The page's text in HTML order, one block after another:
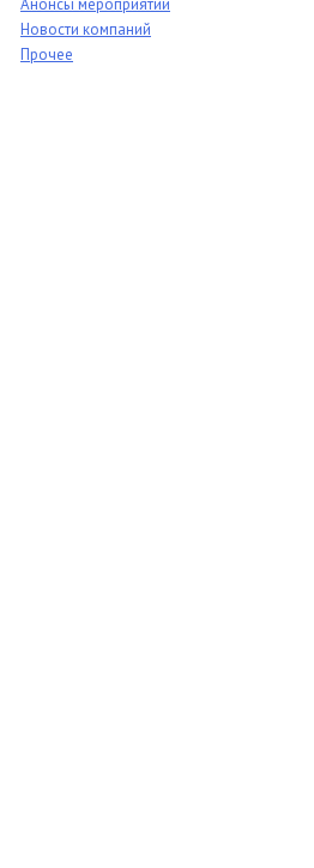
Анонсы мероприятий
Новости компаний
Прочее